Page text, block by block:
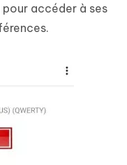
pour accéder à ses